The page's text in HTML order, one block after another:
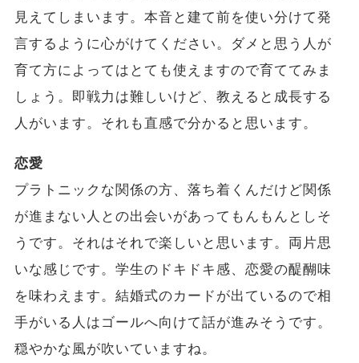
見えてしまいます。本音と建て前を使い分けて発
言するように心がけてください。ダメと思う人が
育て方によってはとても使えますので育ててみま
しょう。即戦力は難しいけど、教えると成長する
人がいます。それも直感で分かると思います。
恋愛
プラトニックな関係の方、落ち着くんだけど関係
が進まない人との出会いがあってもんもんとしそ
うです。それはそれで楽しいと思います。両片思
いな感じです。学生のドキドキ感、恋愛の醍醐味
を味わえます。結婚式のカードが出ているので相
手がいる人はゴールへ向けて話が進みそうです。
穏やかな風が吹いていますね。